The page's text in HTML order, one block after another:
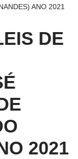
ANO 2021
DE
2021